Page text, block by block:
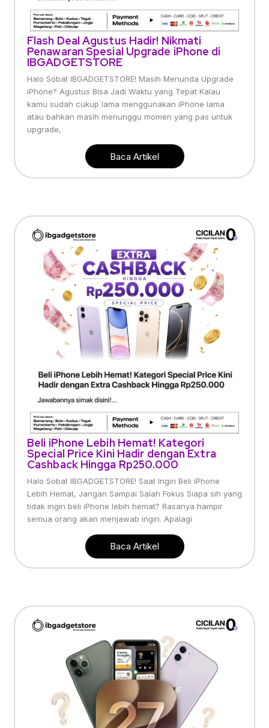
Flash Deal Agustus Hadir! Nikmati
Penawaran Spesial Upgrade iPhone di
IBGADGETSTORE
Halo Sobat IBGADGETSTORE! Masih Menunda Upgrade
iPhone? Agustus Bisa Jadi Waktu yang Tepat Kalau
kamu sudah cukup lama menggunakan iPhone lama
atau bahkan masih menunggu momen yang pas untuk
upgrade,
Baca Artikel
Beli iPhone Lebih Hemat! Kategori
Special Price Kini Hadir dengan Extra
Cashback Hingga Rp250.000
Halo Sobat IBGADGETSTORE! Saat Ingin Beli iPhone
Lebih Hemat, Jangan Sampai Salah Fokus Siapa sih yang
tidak ingin beli iPhone lebih hemat? Rasanya hampir
semua orang akan menjawab ingin. Apalagi
Baca Artikel